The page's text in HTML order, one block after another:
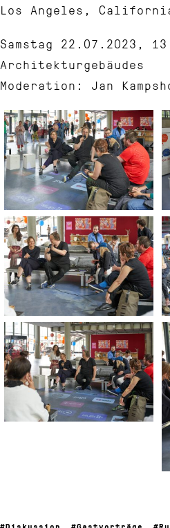
Los Angeles,
Samstag 22.07.2023,
Architekturgebäudes
Moderation: Jan